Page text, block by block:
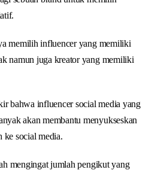
memilih influencer yang memiliki
namun juga kreator yang memiliki
bahwa influencer social media yang
akan membantu menyukseskan
ke social media.
mengingat jumlah pengikut yang